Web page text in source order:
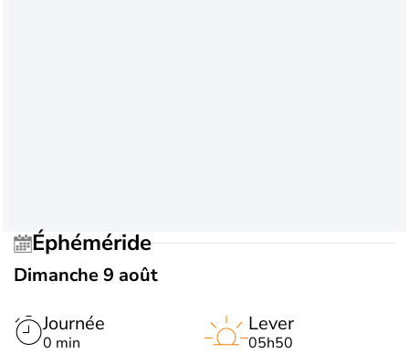
Éphéméride
Dimanche 9 août
Journée
0 min
Lever
05h50